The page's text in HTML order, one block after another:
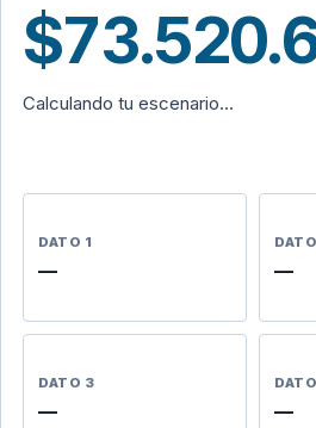
Calculando tu escenario…
DATO 1
— —
DATO 3
— —